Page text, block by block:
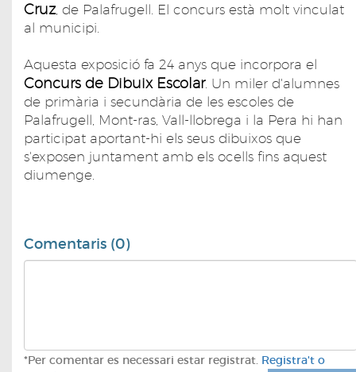
Cruz, de Palafrugell. El concurs està molt vinculat
al municipi.
Aquesta exposició fa 24 anys que incorpora el
Concurs de Dibuix Escolar. Un miler d'alumnes
de primària i secundària de les escoles de
Palafrugell, Mont-ras, Vall-llobrega i la Pera hi han
participat aportant-hi els seus dibuixos que
s'exposen juntament amb els ocells fins aquest
diumenge.
Comentaris (0)
*Per comentar es necessari estar registrat. Registra't o